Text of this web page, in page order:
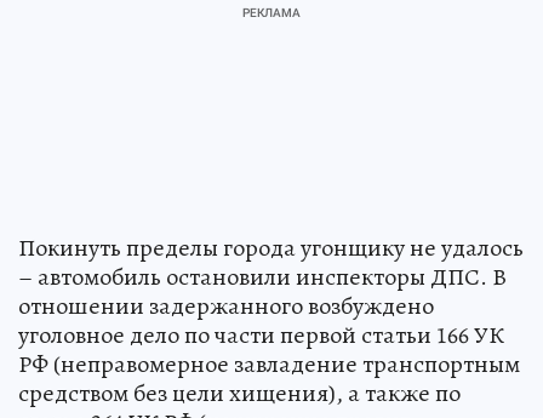
Покинуть пределы города угонщику не удалось
– автомобиль остановили инспекторы ДПС. В
отношении задержанного возбуждено
уголовное дело по части первой статьи 166 УК
РФ (неправомерное завладение транспортным
средством без цели хищения), а также по